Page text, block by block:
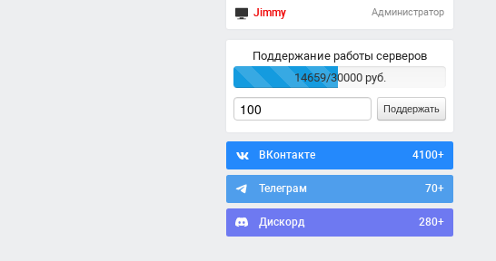
Jimmy Администратор
Поддержание работы серверов
14659/30000 руб.
Поддержать
ВКонтакте 4100+
Телеграм 70+
Дискорд 280+